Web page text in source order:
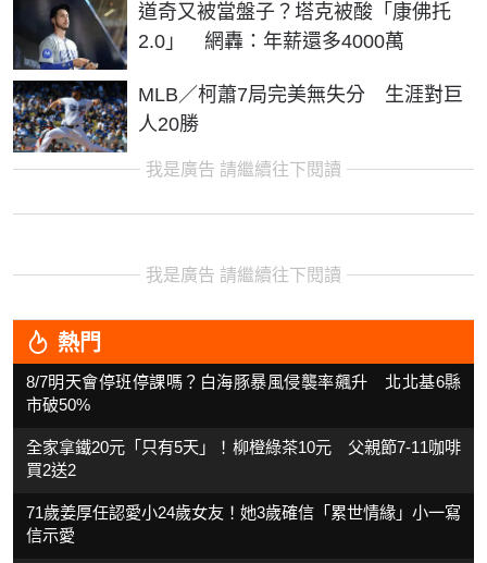
道奇又被當盤子？塔克被酸「康佛托
2.0」 網轟：年薪還多4000萬
MLB／柯蕭7局完美無失分 生涯對巨
人20勝
我是廣告 請繼續往下閱讀
我是廣告 請繼續往下閱讀
熱門
8/7明天會停班停課嗎？白海豚暴風侵襲率飆升 北北基6縣
市破50%
全家拿鐵20元「只有5天」！柳橙綠茶10元 父親節7-11咖啡
買2送2
71歲姜厚任認愛小24歲女友！她3歲確信「累世情緣」小一寫
信示愛